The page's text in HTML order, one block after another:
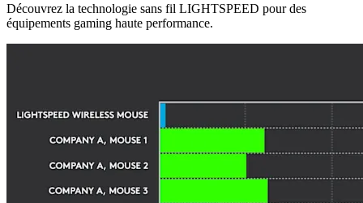
Découvrez la technologie sans fil LIGHTSPEED pour des
équipements gaming haute performance.